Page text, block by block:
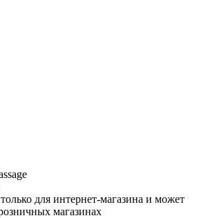
для интернет-магазина и может
магазинах